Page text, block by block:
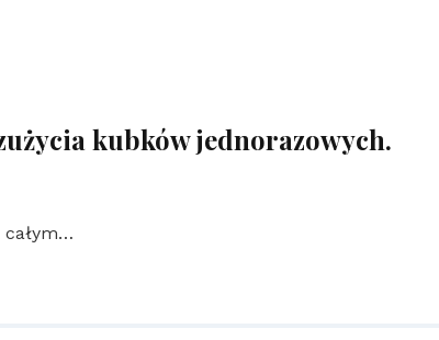
kubków jednorazowych.
całym…